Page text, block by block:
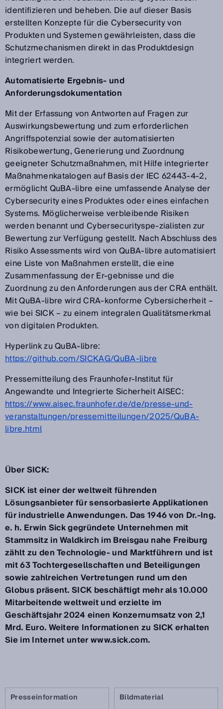
identifizieren und beheben. Die auf dieser Basis
erstellten Konzepte für die Cybersecurity von
Produkten und Systemen gewährleisten, dass die
Schutzmechanismen direkt in das Produktdesign
integriert werden.
Automatisierte Ergebnis- und
Anforderungsdokumentation
Mit der Erfassung von Antworten auf Fragen zur
Auswirkungsbewertung und zum erforderlichen
Angriffspotenzial sowie der automatisierten
Risikobewertung, Generierung und Zuordnung
geeigneter Schutzmaßnahmen, mit Hilfe integrierter
Maßnahmenkatalogen auf Basis der IEC 62443-4-2,
ermöglicht QuBA-libre eine umfassende Analyse der
Cybersecurity eines Produktes oder eines einfachen
Systems. Möglicherweise verbleibende Risiken
werden benannt und Cybersecurityspe-zialisten zur
Bewertung zur Verfügung gestellt. Nach Abschluss des
Risiko Assessments wird von QuBA-libre automatisiert
eine Liste von Maßnahmen erstellt, die eine
Zusammenfassung der Er-gebnisse und die
Zuordnung zu den Anforderungen aus der CRA enthält.
Mit QuBA-libre wird CRA-konforme Cybersicherheit –
wie bei SICK – zu einem integralen Qualitätsmerkmal
von digitalen Produkten.
Hyperlink zu QuBA-libre:
https://github.com/SICKAG/QuBA-libre
Pressemitteilung des Fraunhofer-Institut für
Angewandte und Integrierte Sicherheit AISEC:
https://www.aisec.fraunhofer.de/de/presse-und-
veranstaltungen/pressemitteilungen/2025/QuBA-
libre.html
Über SICK:
SICK ist einer der weltweit führenden
Lösungsanbieter für sensorbasierte Applikationen
für industrielle Anwendungen. Das 1946 von Dr.-Ing.
e. h. Erwin Sick gegründete Unternehmen mit
Stammsitz in Waldkirch im Breisgau nahe Freiburg
zählt zu den Technologie- und Marktführern und ist
mit 63 Tochtergesellschaften und Beteiligungen
sowie zahlreichen Vertretungen rund um den
Globus präsent. SICK beschäftigt mehr als 10.000
Mitarbeitende weltweit und erzielte im
Geschäftsjahr 2024 einen Konzernumsatz von 2,1
Mrd. Euro. Weitere Informationen zu SICK erhalten
Sie im Internet unter www.sick.com.
Presseinformation Bildmaterial